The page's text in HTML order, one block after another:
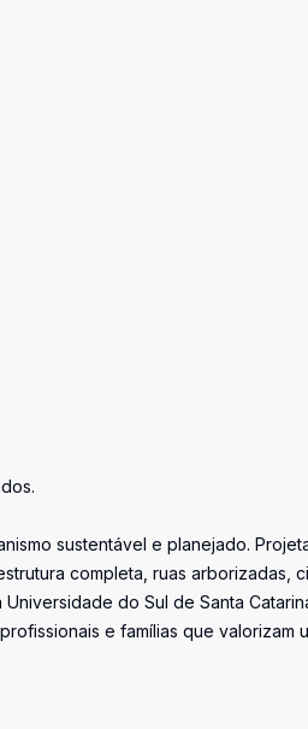
sustentável e planejado.
completa, ruas arborizadas,
do Sul de Santa
e famílias que